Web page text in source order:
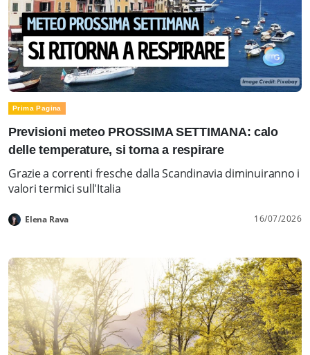
Prima Pagina
Previsioni meteo PROSSIMA SETTIMANA: calo
delle temperature, si torna a respirare
Grazie a correnti fresche dalla Scandinavia diminuiranno i
valori termici sull'Italia
Elena Rava 16/07/2026